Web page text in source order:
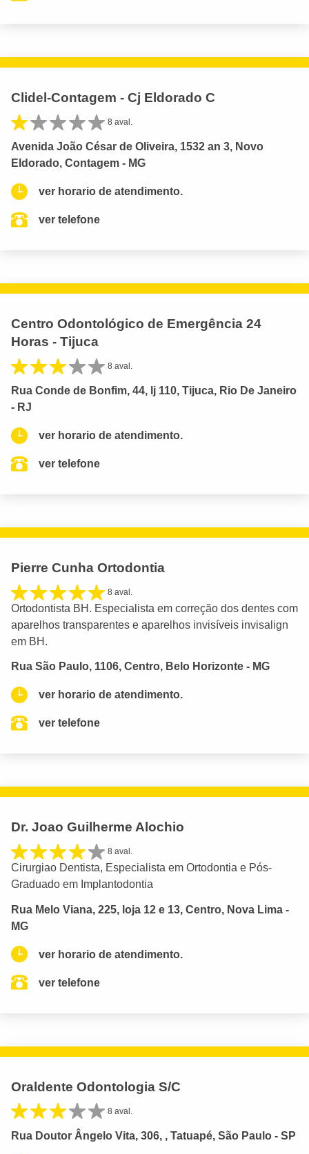
Clidel-Contagem - Cj Eldorado C
8 aval.
Avenida João César de Oliveira, 1532 an 3, Novo
Eldorado, Contagem - MG
ver horario de atendimento.
ver telefone
Centro Odontológico de Emergência 24
Horas - Tijuca
8 aval.
Rua Conde de Bonfim, 44, lj 110, Tijuca, Rio De Janeiro
- RJ
ver horario de atendimento.
ver telefone
Pierre Cunha Ortodontia
8 aval.
Ortodontista BH. Especialista em correção dos dentes com
aparelhos transparentes e aparelhos invisíveis invisalign
em BH.
Rua São Paulo, 1106, Centro, Belo Horizonte - MG
ver horario de atendimento.
ver telefone
Dr. Joao Guilherme Alochio
8 aval.
Cirurgiao Dentista, Especialista em Ortodontia e Pós-
Graduado em Implantodontia
Rua Melo Viana, 225, loja 12 e 13, Centro, Nova Lima -
MG
ver horario de atendimento.
ver telefone
Oraldente Odontologia S/C
8 aval.
Rua Doutor Ângelo Vita, 306, , Tatuapé, São Paulo - SP